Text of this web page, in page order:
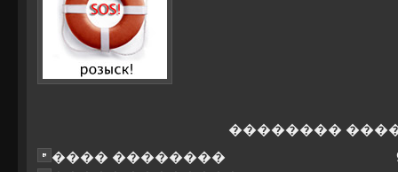
��������
���� ��������